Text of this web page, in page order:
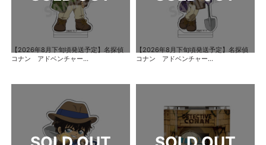
【2026年8月下旬頃発送予定】名探偵
コナン アドベンチャー...
【2026年8月下旬頃発送予定】名探偵
コナン アドベンチャー...